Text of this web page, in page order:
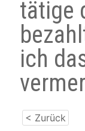
tätige
ich
< Zurück